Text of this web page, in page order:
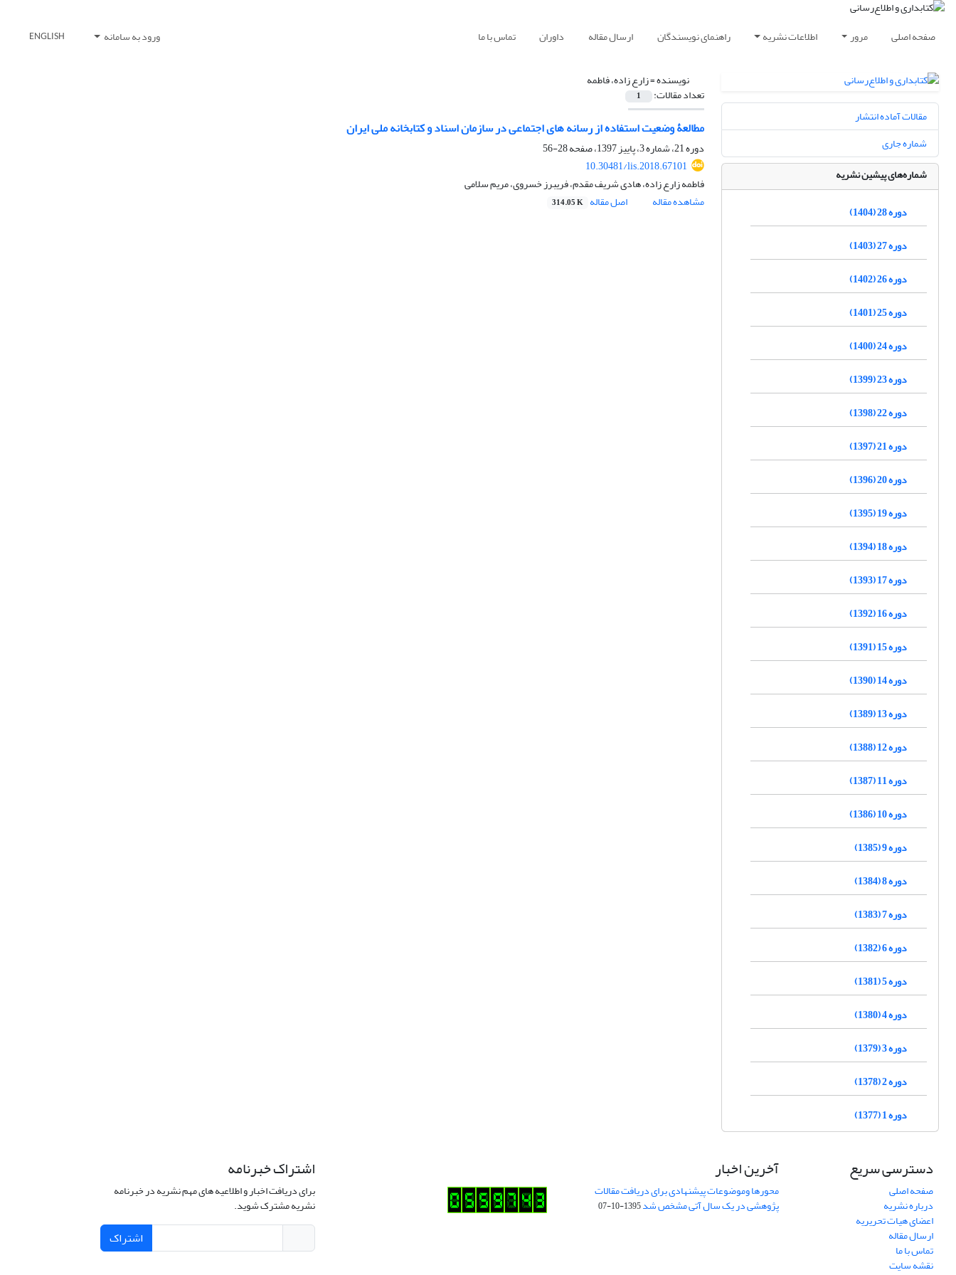
صفحه اصلی مرور اطلاعات نشریه راهنمای نویسندگان ارسال مقاله داوران تماس با ما ورود به سامانه ENGLISH
نویسنده =زارع زاده، فاطمه
تعداد مقالات: 1
مطالعۀ وضعیت استفاده از رسانه‏ های اجتماعی در سازمان اسناد و کتابخانه ملی ایران
دوره 21، شماره 3، پاییز 1397، صفحه
28-56
10.30481/lis.2018.67101
فاطمه زارع زاده، هادی شریف مقدم، فریبرز خسروی، مریم سلامی
مشاهده مقاله
اصل مقاله 314.05 K
مقالات آماده انتشار
شماره جاری
شماره‌های پیشین نشریه
دوره 28 (1404)
دوره 27 (1403)
دوره 26 (1402)
دوره 25 (1401)
دوره 24 (1400)
دوره 23 (1399)
دوره 22 (1398)
دوره 21 (1397)
دوره 20 (1396)
دوره 19 (1395)
دوره 18 (1394)
دوره 17 (1393)
دوره 16 (1392)
دوره 15 (1391)
دوره 14 (1390)
دوره 13 (1389)
دوره 12 (1388)
دوره 11 (1387)
دوره 10 (1386)
دوره 9 (1385)
دوره 8 (1384)
دوره 7 (1383)
دوره 6 (1382)
دوره 5 (1381)
دوره 4 (1380)
دوره 3 (1379)
دوره 2 (1378)
دوره 1 (1377)
دسترسی سریع
صفحه اصلی
درباره نشریه
اعضای هیات تحریریه
ارسال مقاله
تماس با ما
نقشه سایت
آخرین اخبار
محورها وموضوعات پیشنهادی برای دریافت مقالات
پژوهشی در یک سال آتی مشخص شد1395-10-07
اشتراک خبرنامه
برای دریافت اخبار و اطلاعیه های مهم نشریه در خبرنامه
نشریه مشترک شوید.
اشتراک